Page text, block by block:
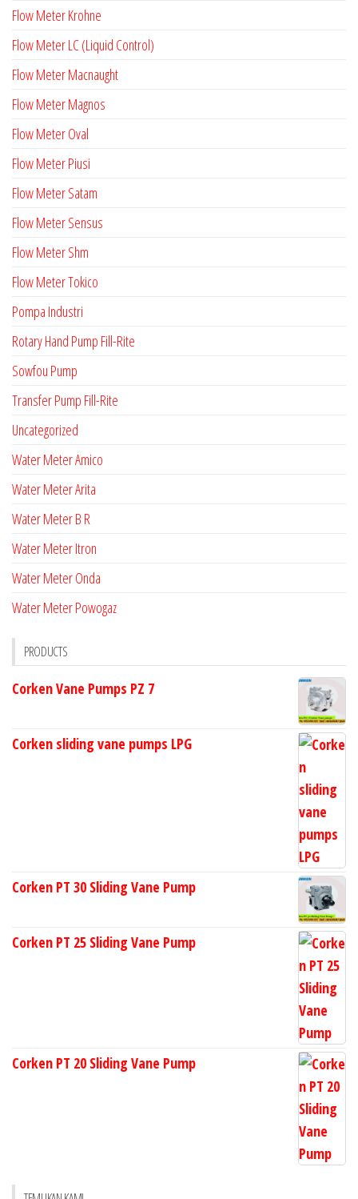
Flow Meter Krohne
Flow Meter LC (Liquid Control)
Flow Meter Macnaught
Flow Meter Magnos
Flow Meter Oval
Flow Meter Piusi
Flow Meter Satam
Flow Meter Sensus
Flow Meter Shm
Flow Meter Tokico
Pompa Industri
Rotary Hand Pump Fill-Rite
Sowfou Pump
Transfer Pump Fill-Rite
Uncategorized
Water Meter Amico
Water Meter Arita
Water Meter B R
Water Meter Itron
Water Meter Onda
Water Meter Powogaz
PRODUCTS
Corken Vane Pumps PZ 7
Corken sliding vane pumps LPG
Corken PT 30 Sliding Vane Pump
Corken PT 25 Sliding Vane Pump
Corken PT 20 Sliding Vane Pump